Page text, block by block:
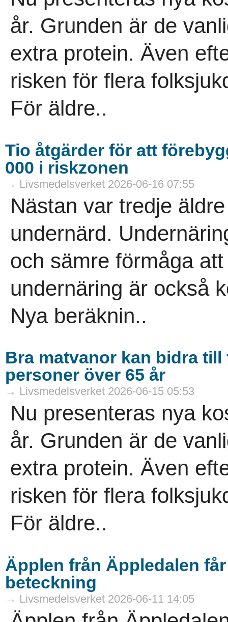
år. Grunden är de
extra protein. Även
risken för flera
För äldre..
Tio åtgärder för att
000 i riskzonen
→ Livsmedelsverket 2026-06-16 07:55
Nästan var tredje
undernärd.
och sämre förmåga
undernäring är också
Nya beräknin..
Bra matvanor kan bidra
personer över 65 år
→ Livsmedelsverket 2026-06-15 05:53
Nu presenteras nya
år. Grunden är de
extra protein. Även
risken för flera
För äldre..
Äpplen från Äppledalen
beteckning
→ Livsmedelsverket 2026-06-11 14:05